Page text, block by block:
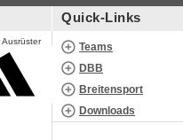
Ausrüster
Quick-Links
Teams
DBB
Breitensport
Downloads